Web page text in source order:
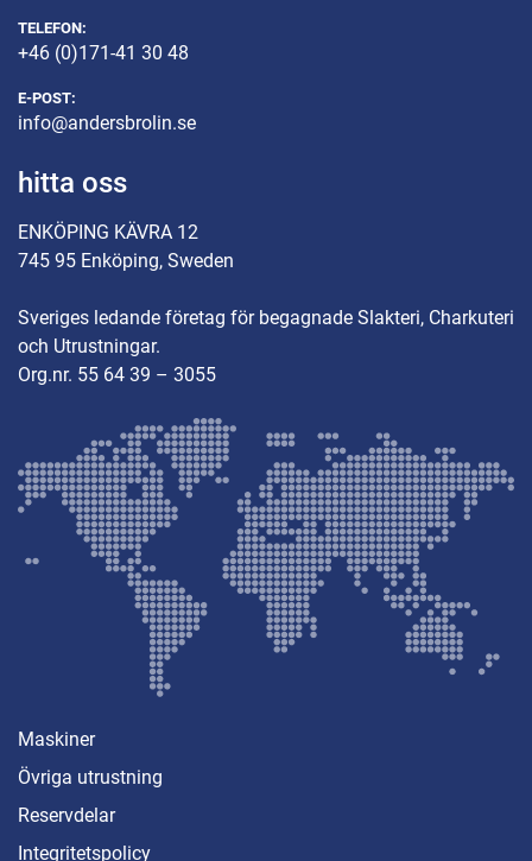
TELEFON:
+46 (0)171-41 30 48
E-POST:
info@andersbrolin.se
hitta oss
ENKÖPING KÄVRA 12
745 95 Enköping, Sweden
Sveriges ledande företag för begagnade Slakteri, Charkuteri
och Utrustningar.
Org.nr. 55 64 39 – 3055
Maskiner
Övriga utrustning
Reservdelar
Integritetspolicy